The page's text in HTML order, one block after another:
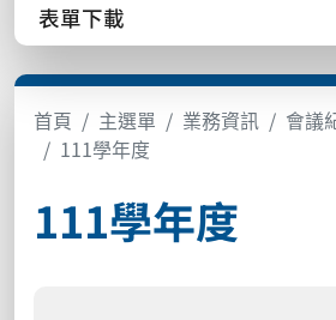
表單下載
首頁 主選單 業務資訊 會議
111學年度
111學年度